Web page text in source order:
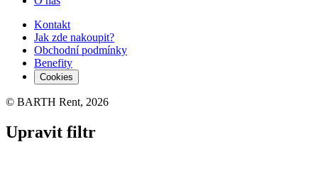
Kontakt
Jak zde nakoupit?
Obchodní podmínky
Benefity
Cookies
© BARTH Rent, 2026
Upravit filtr